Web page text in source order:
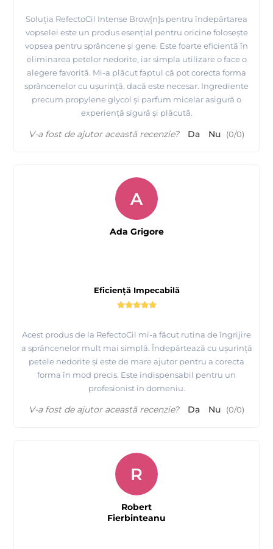
Soluția RefectoCil Intense Brow[n]s pentru îndepărtarea
vopselei este un produs esențial pentru oricine folosește
vopsea pentru sprâncene și gene. Este foarte eficientă în
eliminarea petelor nedorite, iar simpla utilizare o face o
alegere favorită. Mi-a plăcut faptul că pot corecta forma
sprâncenelor cu ușurință, dacă este necesar. Ingrediente
precum propylene glycol și parfum micelar asigură o
experiență sigură și plăcută.
V-a fost de ajutor această recenzie? Da Nu (0/0)
Eficiență Impecabilă
Acest produs de la RefectoCil mi-a făcut rutina de îngrijire
a sprâncenelor mult mai simplă. Îndepărtează cu ușurință
petele nedorite și este de mare ajutor pentru a corecta
forma în mod precis. Este indispensabil pentru un
profesionist în domeniu.
A
Ada Grigore
V-a fost de ajutor această recenzie? Da Nu (0/0)
R
Robert
Fierbinteanu